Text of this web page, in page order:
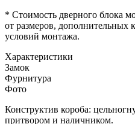
* Стоимость дверного блока
от размеров, дополнительных
условий монтажа.
Характеристики
Замок
Фурнитура
Фото
Конструктив короба:
притвором и наличником.